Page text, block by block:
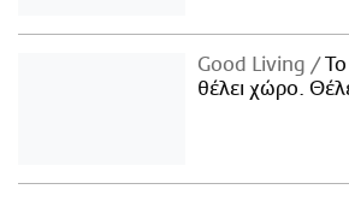
Good Living
Το
θέλει χώρο.